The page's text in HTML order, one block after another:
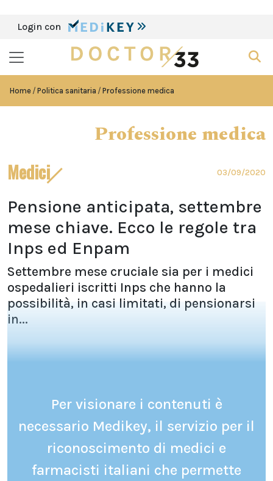
Login con
Home Politica sanitaria Professione medica
Professione medica
Medici 03/09/2020
Pensione anticipata, settembre
mese chiave. Ecco le regole tra
Inps ed Enpam
Settembre mese cruciale sia per i medici
ospedalieri iscritti Inps che hanno la
possibilità, in casi limitati, di pensionarsi
in...
Per visionare i contenuti è
necessario Medikey, il servizio per il
riconoscimento di medici e
farmacisti italiani che permette